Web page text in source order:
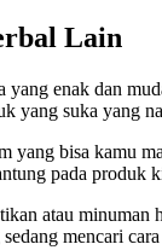
Lain
enak dan
yang suka yang
yang bisa kamu
pada produk
atau
mencari